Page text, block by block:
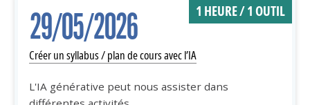
Créer un syllabus / plan de cours avec l’IA
29/05/2026 1 HEURE / 1 OUTIL
L'IA générative peut nous assister dans